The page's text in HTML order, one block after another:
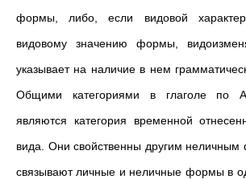
формы, либо, если видовой характер
видовому значению формы,
указывает на наличие в нем
Общими категориями в глаголе по
являются категория временной
вида. Они свойственны другим
связывают личные и неличные формы в